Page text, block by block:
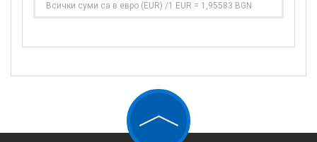
Всички суми са в евро (EUR) /1 EUR = 1,95583 BGN